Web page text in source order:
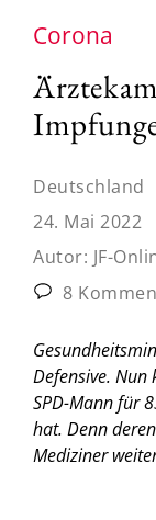
Corona
Deutschland
24. Mai 2022
Autor: JF-
8
Defensive.
SPD-Mann für
hat. Denn
Mediziner